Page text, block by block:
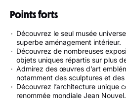
Points forts
Découvrez le seul musée
superbe aménagement intérieur.
Découvrez de nombreuses
objets uniques répartis sur plus
Admirez des œuvres d’art
notamment des sculptures et
Découvrez l’architecture unique
renommée mondiale Jean Nouvel.